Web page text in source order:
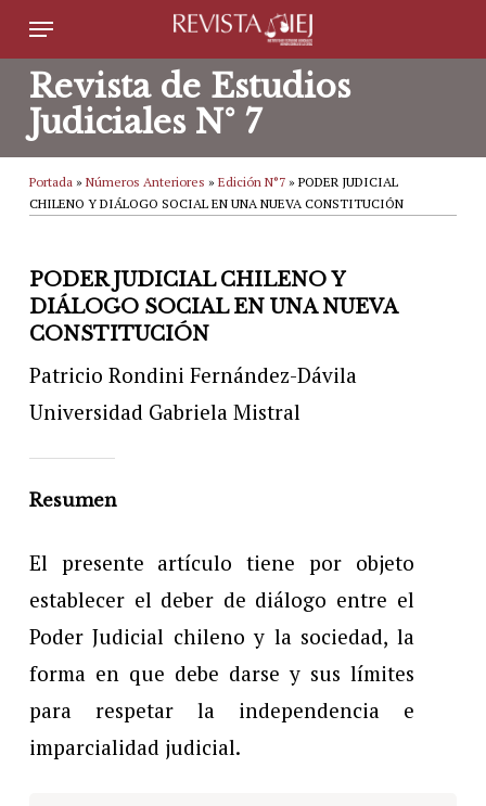
Skip
to
main
content
Menu
Revista de Estudios
Judiciales N° 7
Portada »Números Anteriores »Edición N°7 »PODER JUDICIAL
CHILENO Y DIÁLOGO SOCIAL EN UNA NUEVA CONSTITUCIÓN
PODER JUDICIAL CHILENO Y
DIÁLOGO SOCIAL EN UNA NUEVA
CONSTITUCIÓN
Patricio Rondini Fernández-Dávila
Universidad Gabriela Mistral
Resumen
El presente artículo tiene por objeto
establecer el deber de diálogo entre el
Poder Judicial chileno y la sociedad, la
forma en que debe darse y sus límites
para respetar la independencia e
imparcialidad judicial.